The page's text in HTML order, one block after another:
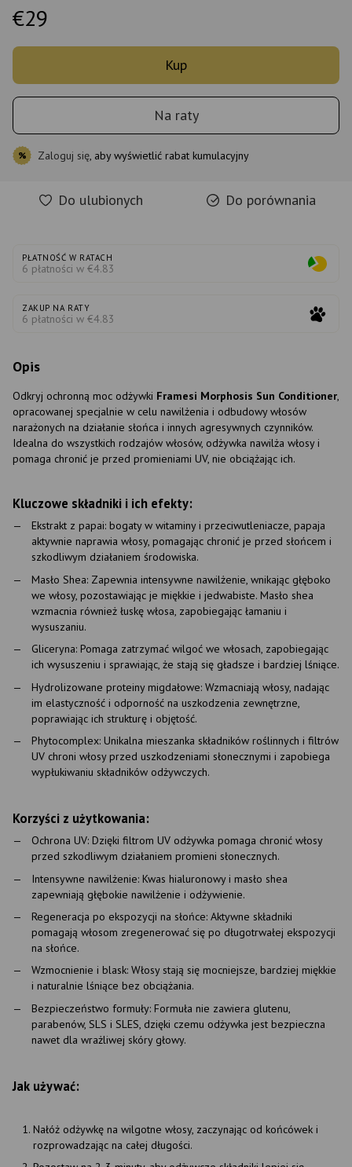
€29
Kup
Na raty
% Zaloguj się , aby wyświetlić rabat kumulacyjny
Do ulubionych Do porównania
PŁATNOŚĆ W RATACH
6 płatności w €4.83
ZAKUP NA RATY
6 płatności w €4.83
Opis
Odkryj ochronną moc odżywki Framesi Morphosis Sun Conditioner
opracowanej specjalnie w celu nawilżenia i odbudowy włosów
narażonych na działanie słońca i innych agresywnych czynników.
Idealna do wszystkich rodzajów włosów, odżywka nawilża włosy i
pomaga chronić je przed promieniami UV, nie obciążając ich.
Kluczowe składniki i ich efekty:
Ekstrakt z papai: bogaty w witaminy i przeciwutleniacze, papaja
aktywnie naprawia włosy, pomagając chronić je przed słońcem i
szkodliwym działaniem środowiska.
Masło Shea: Zapewnia intensywne nawilżenie, wnikając głęboko
we włosy, pozostawiając je miękkie i jedwabiste. Masło shea
wzmacnia również łuskę włosa, zapobiegając łamaniu i
wysuszaniu.
Gliceryna: Pomaga zatrzymać wilgoć we włosach, zapobiegając
ich wysuszeniu i sprawiając, że stają się gładsze i bardziej lśniące.
Hydrolizowane proteiny migdałowe: Wzmacniają włosy, nadając
im elastyczność i odporność na uszkodzenia zewnętrzne,
poprawiając ich strukturę i objętość.
Phytocomplex: Unikalna mieszanka składników roślinnych i filtrów
UV chroni włosy przed uszkodzeniami słonecznymi i zapobiega
wypłukiwaniu składników odżywczych.
Korzyści z użytkowania:
Ochrona UV: Dzięki filtrom UV odżywka pomaga chronić włosy
przed szkodliwym działaniem promieni słonecznych.
Intensywne nawilżenie: Kwas hialuronowy i masło shea
zapewniają głębokie nawilżenie i odżywienie.
Regeneracja po ekspozycji na słońce: Aktywne składniki
pomagają włosom zregenerować się po długotrwałej ekspozycji
na słońce.
Wzmocnienie i blask: Włosy stają się mocniejsze, bardziej miękkie
i naturalnie lśniące bez obciążania.
Bezpieczeństwo formuły: Formuła nie zawiera glutenu,
parabenów, SLS i SLES, dzięki czemu odżywka jest bezpieczna
nawet dla wrażliwej skóry głowy.
Jak używać:
Nałóż odżywkę na wilgotne włosy, zaczynając od końcówek i
rozprowadzając na całej długości.